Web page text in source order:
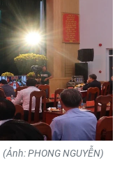
(Ảnh: PHONG NGUYỄN)